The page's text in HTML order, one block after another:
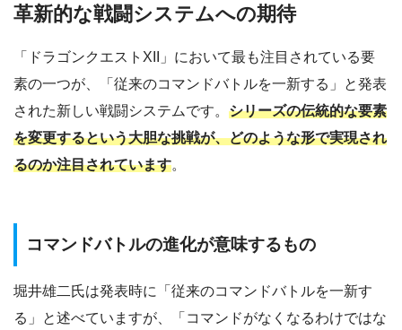
革新的な戦闘システムへの期待
「ドラゴンクエストXII」において最も注目されている要
素の一つが、「従来のコマンドバトルを一新する」と発表
された新しい戦闘システムです。 シリーズの伝統的な要素
を変更するという大胆な挑戦が、どのような形で実現され
るのか注目されています。
コマンドバトルの進化が意味するもの
堀井雄二氏は発表時に「従来のコマンドバトルを一新す
る」と述べていますが、「コマンドがなくなるわけではな